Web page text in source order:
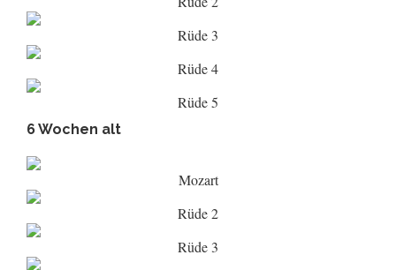
Rüde 3
Rüde 4
Rüde 5
6 Wochen alt
Mozart
Rüde 2
Rüde 3